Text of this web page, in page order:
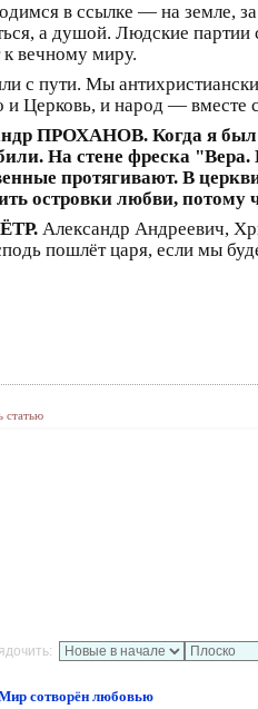
в ссылке — на земле, за
а душой. Людские партии
к вечному миру.
с пути. Мы
и Церковь, и народ — вместе
ПРОХАНОВ. Когда я был
На стене фреска
протягивают. В
островки любви, потому
Александр Андреевич,
пошлёт царя, если мы
статью
сотворён любовью